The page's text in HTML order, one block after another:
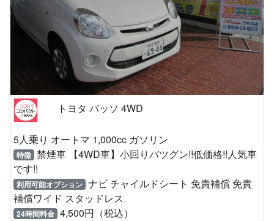
トヨタ パッソ 4WD
5人乗り オートマ 1,000cc ガソリン
特徴 禁煙車 【4WD車】小回りバツグン!!低価格!!人気車
です!!
利用可能オプション ナビ チャイルドシート 免責補償 免責
補償ワイド スタッドレス
24時間料金 4,500円（税込）